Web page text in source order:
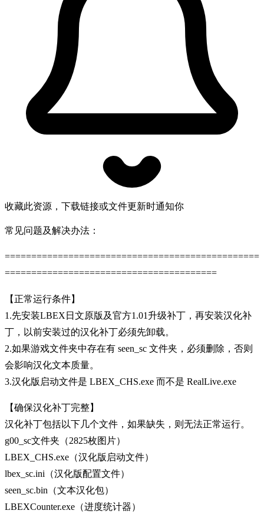
收藏此资源，下载链接或文件更新时通知你
常见问题及解决办法：
================================================
========================================
【正常运行条件】
1.先安装LBEX日文原版及官方1.01升级补丁，再安装汉化补
丁，以前安装过的汉化补丁必须先卸载。
2.如果游戏文件夹中存在有 seen_sc 文件夹，必须删除，否则
会影响汉化文本质量。
3.汉化版启动文件是 LBEX_CHS.exe 而不是 RealLive.exe
【确保汉化补丁完整】
汉化补丁包括以下几个文件，如果缺失，则无法正常运行。
g00_sc文件夹（2825枚图片）
LBEX_CHS.exe（汉化版启动文件）
lbex_sc.ini（汉化版配置文件）
seen_sc.bin（文本汉化包）
LBEXCounter.exe（进度统计器）